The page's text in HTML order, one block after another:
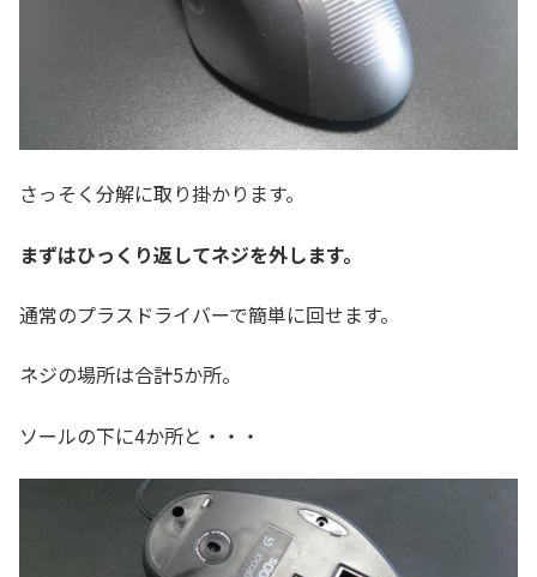
さっそく分解に取り掛かります。
まずはひっくり返してネジを外します。
通常のプラスドライバーで簡単に回せます。
ネジの場所は合計5か所。
ソールの下に4か所と・・・